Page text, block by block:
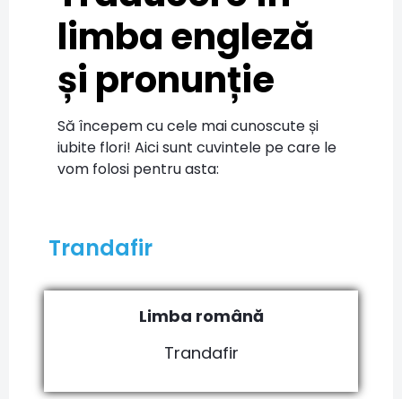
limba engleză
și pronunție
Să începem cu cele mai cunoscute și
iubite flori! Aici sunt cuvintele pe care le
vom folosi pentru asta:
Trandafir
Limba română
Trandafir